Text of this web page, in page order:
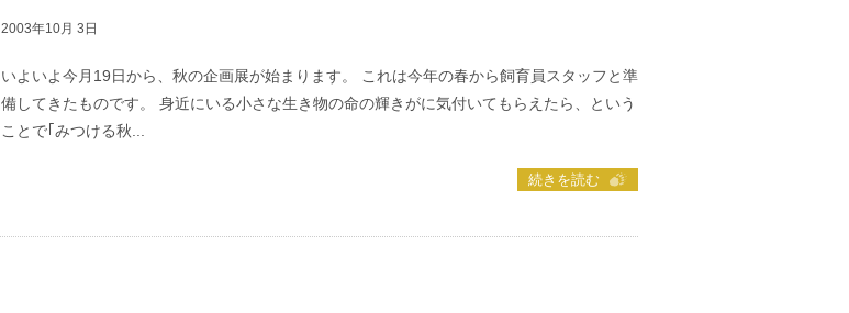
2003年10月 3日
いよいよ今月19日から、秋の企画展が始まります。 これは今年の春から飼育員スタッフと準
備してきたものです。 身近にいる小さな生き物の命の輝きがに気付いてもらえたら、という
ことで｢みつける秋...
続きを読む